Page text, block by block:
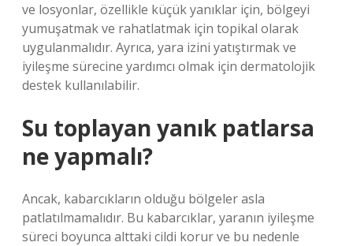
ve losyonlar, özellikle küçük yanıklar için, bölgeyi
yumuşatmak ve rahatlatmak için topikal olarak
uygulanmalıdır. Ayrıca, yara izini yatıştırmak ve
iyileşme sürecine yardımcı olmak için dermatolojik
destek kullanılabilir.
Su toplayan yanık patlarsa
ne yapmalı?
Ancak, kabarcıkların olduğu bölgeler asla
patlatılmamalıdır. Bu kabarcıklar, yaranın iyileşme
süreci boyunca alttaki cildi korur ve bu nedenle